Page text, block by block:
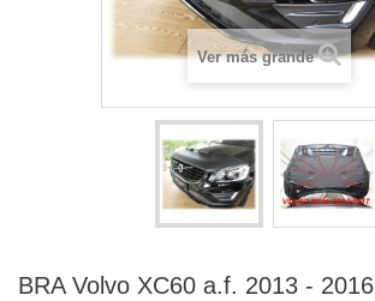
Ver más grande
BRA Volvo XC60 a.f. 2013 - 2016